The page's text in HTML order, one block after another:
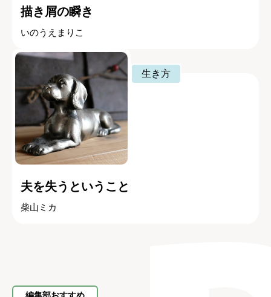
描き屑の瞬き
いのうえまりこ
生き方
夫を失うということ
柴山ミカ
編集部おすすめ